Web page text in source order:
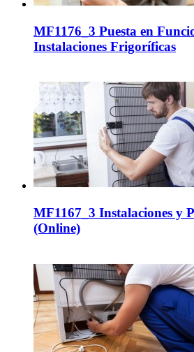
MF1176_3 Puesta en
Instalaciones Frigoríficas
MF1167_3 Instalaciones y
(Online)